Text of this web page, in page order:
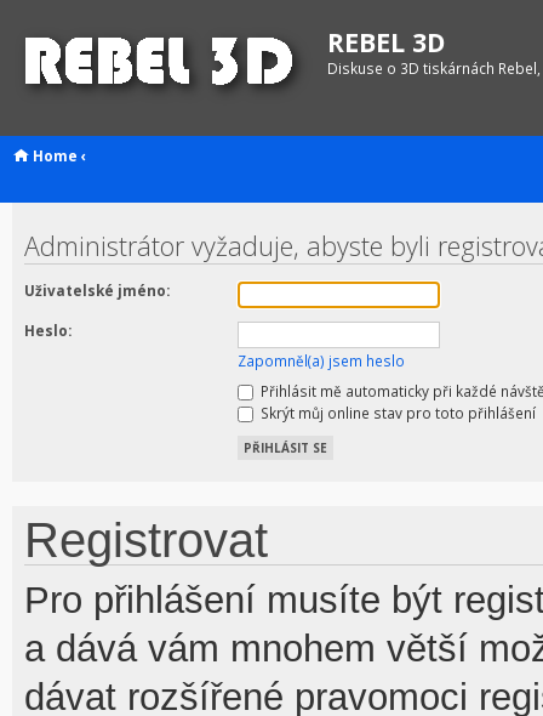
REBEL 3D
Diskuse o 3D tiskárnách
Home ‹
Administrátor vyžaduje, abyste byli
Uživatelské jméno:
Heslo:
Zapomněl(a) jsem heslo
Přihlásit mě automaticky při každé
Skrýt můj online stav pro toto přihlášení
Registrovat
Pro přihlášení musíte být
a dává vám mnohem větší
dávat rozšířené pravomoci